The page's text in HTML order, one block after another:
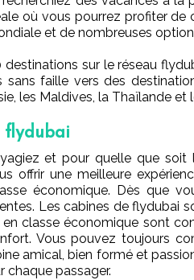
où vous pourrez profiter de
et de nombreuses
destinations sur le réseau
sans faille vers des
les Maldives, la Thaïlande et
flydubai
et pour quelle que soit
offrir une meilleure
économique. Dès que
Les cabines de flydubai
classe économique sont
Vous pouvez toujours
amical, bien formé et
chaque passager.